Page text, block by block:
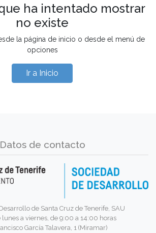
ha intentado mostrar
no existe
la página de inicio o desde el menú de
opciones
Ir a Inicio
Datos de contacto
de Santa Cruz de Tenerife, SAU
lunes a viernes, de 9:00 a 14:00 horas
García Talavera, 1 (Miramar)